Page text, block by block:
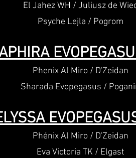
El Jahez WH / Juliusz de
Psyche Lejla / Pogrom
Phenix Al Miro / D'Zeidan
Sharada Evopegasus /
Phénix Al Miro / D'Zeidan
Eva Victoria TK / Elgast